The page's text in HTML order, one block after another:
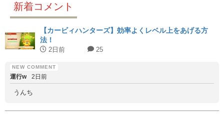
新着コメント
【カービィハンターズ】効率よくレベル上をあげる方
法！
2日前 25
運行w 2日前
うんち